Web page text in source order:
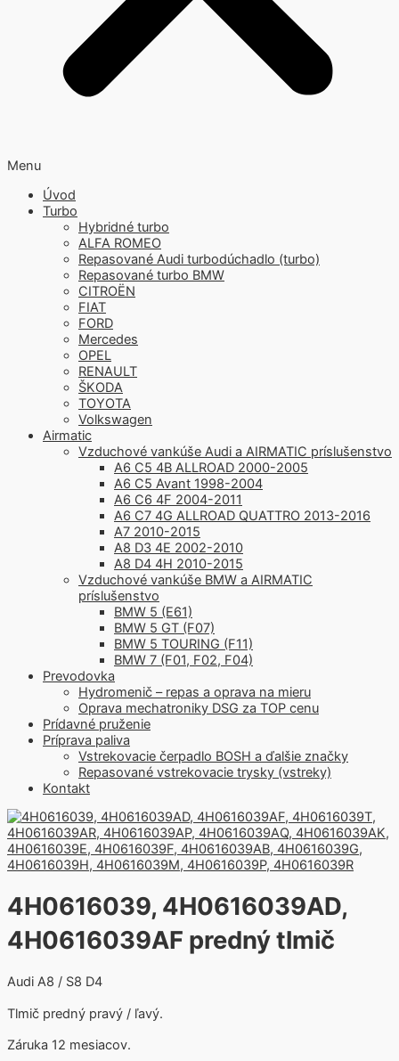
Menu
Úvod
Turbo
Hybridné turbo
ALFA ROMEO
Repasované Audi turbodúchadlo (turbo)
Repasované turbo BMW
CITROËN
FIAT
FORD
Mercedes
OPEL
RENAULT
ŠKODA
TOYOTA
Volkswagen
Airmatic
Vzduchové vankúše Audi a AIRMATIC príslušenstvo
A6 C5 4B ALLROAD 2000-2005
A6 C5 Avant 1998-2004
A6 C6 4F 2004-2011
A6 C7 4G ALLROAD QUATTRO 2013-2016
A7 2010-2015
A8 D3 4E 2002-2010
A8 D4 4H 2010-2015
Vzduchové vankúše BMW a AIRMATIC
príslušenstvo
BMW 5 (E61)
BMW 5 GT (F07)
BMW 5 TOURING (F11)
BMW 7 (F01, F02, F04)
Prevodovka
Hydromenič – repas a oprava na mieru
Oprava mechatroniky DSG za TOP cenu
Prídavné pruženie
Príprava paliva
Vstrekovacie čerpadlo BOSH a ďalšie značky
Repasované vstrekovacie trysky (vstreky)
Kontakt
4H0616039, 4H0616039AD,
4H0616039AF predný tlmič
Audi A8 / S8 D4
Tlmič predný pravý / ľavý.
Záruka 12 mesiacov.